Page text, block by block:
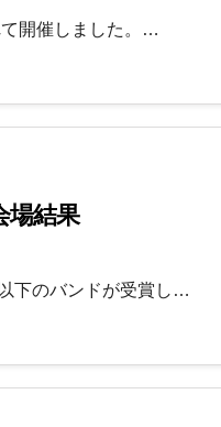
開催しました。…
場結果
下のバンドが受賞し…